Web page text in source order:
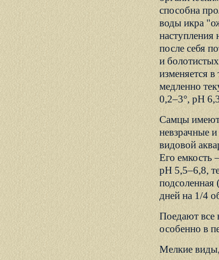
способна
воды икра
наступления
после себя
и
изменяется
медленно
0,2–3°, рН
Самцы имеют
невзрачные
видовой
Его емкость
рН 5,5–6,8,
дней на 1/4
Поедают
особенно в
Мелкие